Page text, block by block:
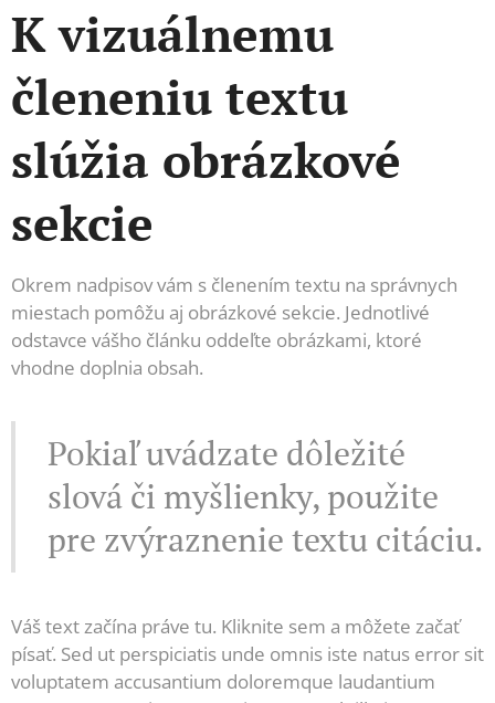
K vizuálnemu
členeniu textu
slúžia obrázkové
sekcie
Okrem nadpisov vám s členením textu na správnych
miestach pomôžu aj obrázkové sekcie. Jednotlivé
odstavce vášho článku oddeľte obrázkami, ktoré
vhodne doplnia obsah.
Pokiaľ uvádzate dôležité
slová či myšlienky, použite
pre zvýraznenie textu citáciu.
Váš text začína práve tu. Kliknite sem a môžete začať
písať. Sed ut perspiciatis unde omnis iste natus error sit
voluptatem accusantium doloremque laudantium